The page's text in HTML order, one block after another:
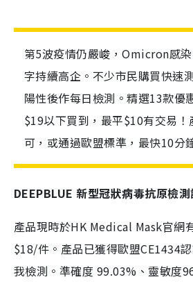
第5波疫情仍嚴峻，Omicron感
字持續高企。不少市民購買快速
陽性後作每日檢測。精選13款優
$19以下買到，最平$10有交易
可，或通過歐盟標準，最快10分
DEEPBLUE 新型冠狀病毒抗原檢
產品現時於HK Medical Mask官網
$18/件。產品已獲得歐盟CE1434
我檢測。準確度 99.03%、靈敏度